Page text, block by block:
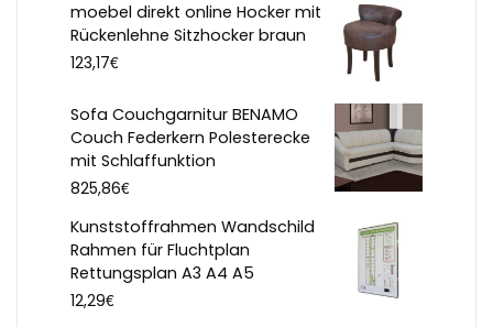
moebel direkt online Hocker mit
Rückenlehne Sitzhocker braun
123,17€
Sofa Couchgarnitur BENAMO
Couch Federkern Polesterecke
mit Schlaffunktion
825,86€
Kunststoffrahmen Wandschild
Rahmen für Fluchtplan
Rettungsplan A3 A4 A5
12,29€